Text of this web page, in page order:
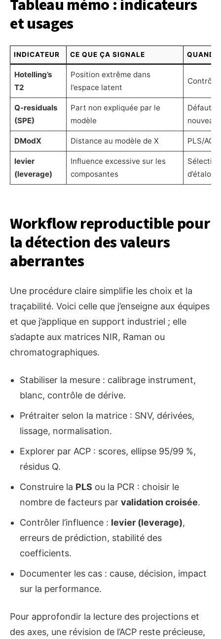
Tableau mémo : indicateurs
et usages
INDICATEUR CE QUE ÇA SIGNALE QUAND
Hotelling’s
T2
Position extrême dans
l’espace latent
Contrôle
Q-residuals
(SPE)
Part non expliquée par le
modèle
Défaut
DModX Distance au modèle de X PLS/
levier
(leverage)
Influence excessive sur les
composantes
Workflow reproductible pour
la détection des valeurs
aberrantes
Une procédure claire simplifie les choix et la
traçabilité. Voici celle que j’enseigne aux équipes
et que j’applique en support industriel ; elle
s’adapte aux matrices NIR, Raman ou
chromatographiques.
Stabiliser la mesure : calibrage instrument,
blanc, contrôle de dérive.
Prétraiter selon la matrice : SNV, dérivées,
lissage, normalisation.
Explorer par ACP : scores, ellipse 95/99 %,
résidus Q.
Construire la PLS ou la PCR : choisir le
nombre de facteurs par validation croisée.
Contrôler l’influence : levier (leverage),
erreurs de prédiction, stabilité des
coefficients.
Documenter les cas : cause, décision, impact
sur la performance.
Pour approfondir la lecture des projections et
des axes, une révision de l’ACP reste précieuse,